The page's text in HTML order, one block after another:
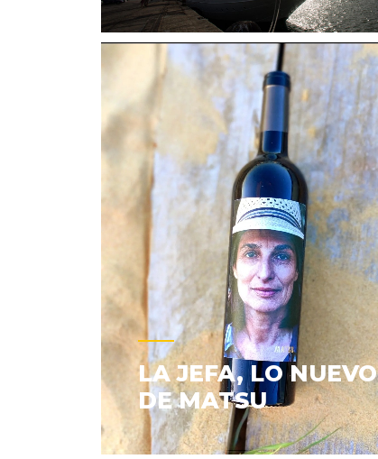
LA JEFA, LO NUEVO
DE MATSU